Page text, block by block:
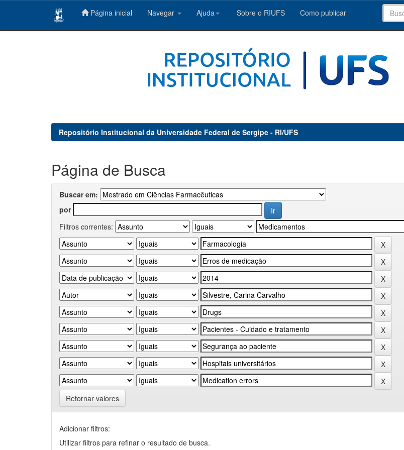
Página inicial Navegar Ajuda Sobre o RIUFS Como publicar
Repositório Institucional da Universidade Federal de Sergipe - RI/UFS
Página de Busca
Buscar em:
por
Filtros correntes:
Retornar valores
Adicionar filtros:
Utilizar filtros para refinar o resultado de busca.